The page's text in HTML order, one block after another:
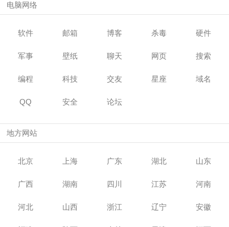
电脑网络
软件 邮箱 博客 杀毒 硬件
军事 壁纸 聊天 网页 搜索
编程 科技 交友 星座 域名
QQ 安全 论坛
地方网站
北京 上海 广东 湖北 山东
广西 湖南 四川 江苏 河南
河北 山西 浙江 辽宁 安徽